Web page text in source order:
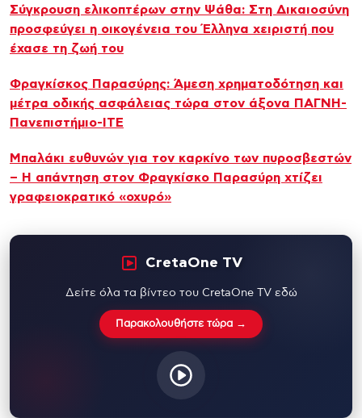
Σύγκρουση ελικοπτέρων στην Ψάθα: Στη Δικαιοσύνη
προσφεύγει η οικογένεια του Έλληνα χειριστή που
έχασε τη ζωή του
Φραγκίσκος Παρασύρης: Άμεση χρηματοδότηση και
μέτρα οδικής ασφάλειας τώρα στον άξονα ΠΑΓΝΗ-
Πανεπιστήμιο-ΙΤΕ
Μπαλάκι ευθυνών για τον καρκίνο των πυροσβεστών
– Η απάντηση στον Φραγκίσκο Παρασύρη χτίζει
γραφειοκρατικό «οχυρό»
CretaOne TV
Δείτε όλα τα βίντεο του CretaOne TV εδώ
Παρακολουθήστε τώρα →